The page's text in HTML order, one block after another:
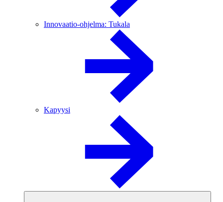
Innovaatio-ohjelma: Tukala
Kapyysi